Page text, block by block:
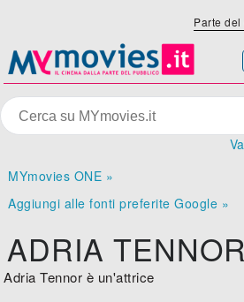
Parte
MYmovies ONE »
Aggiungi alle fonti preferite Google »
ADRIA TENNOR
Adria Tennor è un'attrice